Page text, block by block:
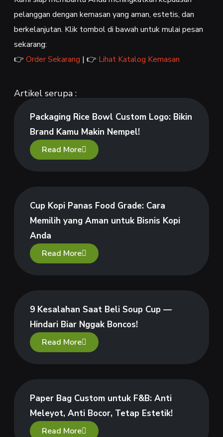
pelanggan dengan kemasan yang aman, estetis, dan
berkelanjutan. Klik tombol di bawah untuk mulai pesan
sekarang:
👉 Order Sekarang | 👉 Lihat Katalog Kemasan
Artikel serupa :
Packaging Rice Bowl Custom Logo: Bikin
Brand Kamu Makin Nempel!
Read More
Cup Kopi Panas Food Grade: Cara
Memilih yang Aman untuk Bisnis Kopi
Anda
Read More
9 Kesalahan Saat Beli Soup Cup —
Hindari Biar Nggak Boncos!
Read More
Paper Bag Custom untuk F&B: Anti
Meleyot, Anti Bocor, Tetap Estetik!
Read More